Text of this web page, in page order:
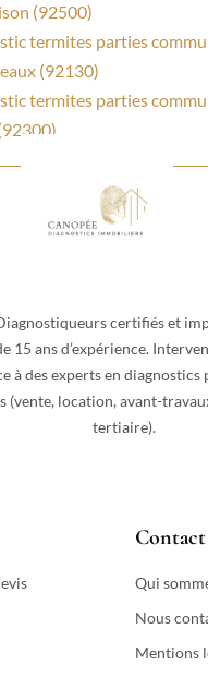
(92500)
termites parties
(92130)
termites parties
certifiés et
15 ans d’expérience.
à des experts en
(vente, location, avant-
tertiaire).
Contact
Qui
Nous
Mentions